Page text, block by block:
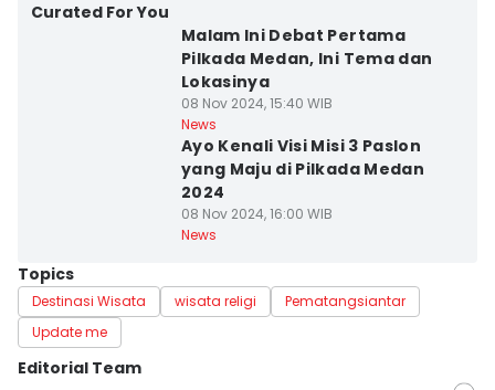
Curated For You
Malam Ini Debat Pertama
Pilkada Medan, Ini Tema dan
Lokasinya
08 Nov 2024, 15:40 WIB
News
Ayo Kenali Visi Misi 3 Paslon
yang Maju di Pilkada Medan
2024
08 Nov 2024, 16:00 WIB
News
Topics
Destinasi Wisata wisata religi
Pematangsiantar
Update me
Editorial Team